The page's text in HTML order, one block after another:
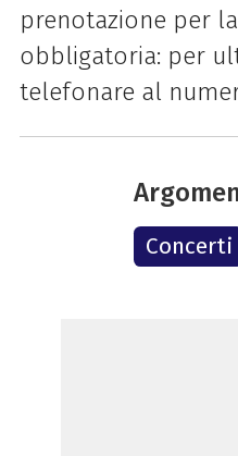
prenotazione per
obbligatoria: per
telefonare al
Concerti